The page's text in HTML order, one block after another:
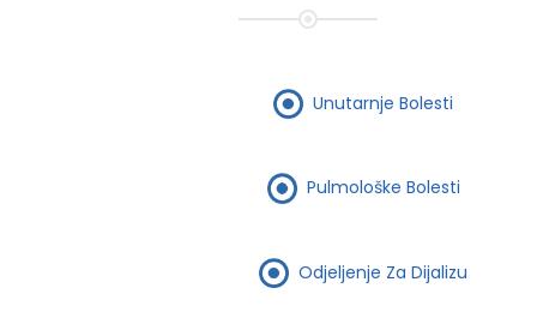
Unutarnje Bolesti
Pulmološke Bolesti
Odjeljenje Za Dijalizu